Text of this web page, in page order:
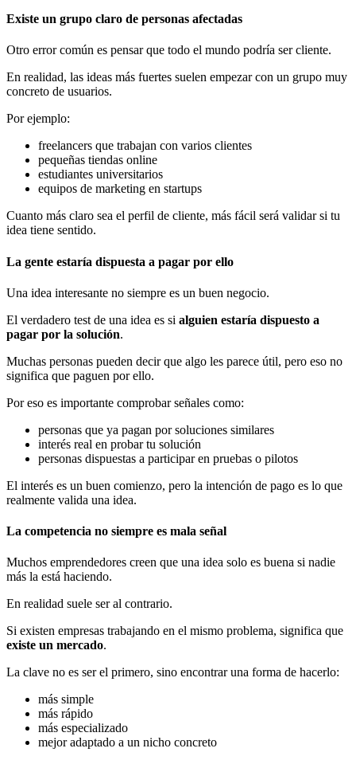
Existe un grupo claro de personas afectadas
Otro error común es pensar que todo el mundo podría ser cliente.
En realidad, las ideas más fuertes suelen empezar con un grupo muy
concreto de usuarios.
Por ejemplo:
freelancers que trabajan con varios clientes
pequeñas tiendas online
estudiantes universitarios
equipos de marketing en startups
Cuanto más claro sea el perfil de cliente, más fácil será validar si tu
idea tiene sentido.
La gente estaría dispuesta a pagar por ello
Una idea interesante no siempre es un buen negocio.
El verdadero test de una idea es si alguien estaría dispuesto a
pagar por la solución.
Muchas personas pueden decir que algo les parece útil, pero eso no
significa que paguen por ello.
Por eso es importante comprobar señales como:
personas que ya pagan por soluciones similares
interés real en probar tu solución
personas dispuestas a participar en pruebas o pilotos
El interés es un buen comienzo, pero la intención de pago es lo que
realmente valida una idea.
La competencia no siempre es mala señal
Muchos emprendedores creen que una idea solo es buena si nadie
más la está haciendo.
En realidad suele ser al contrario.
Si existen empresas trabajando en el mismo problema, significa que
existe un mercado.
La clave no es ser el primero, sino encontrar una forma de hacerlo:
más simple
más rápido
más especializado
mejor adaptado a un nicho concreto